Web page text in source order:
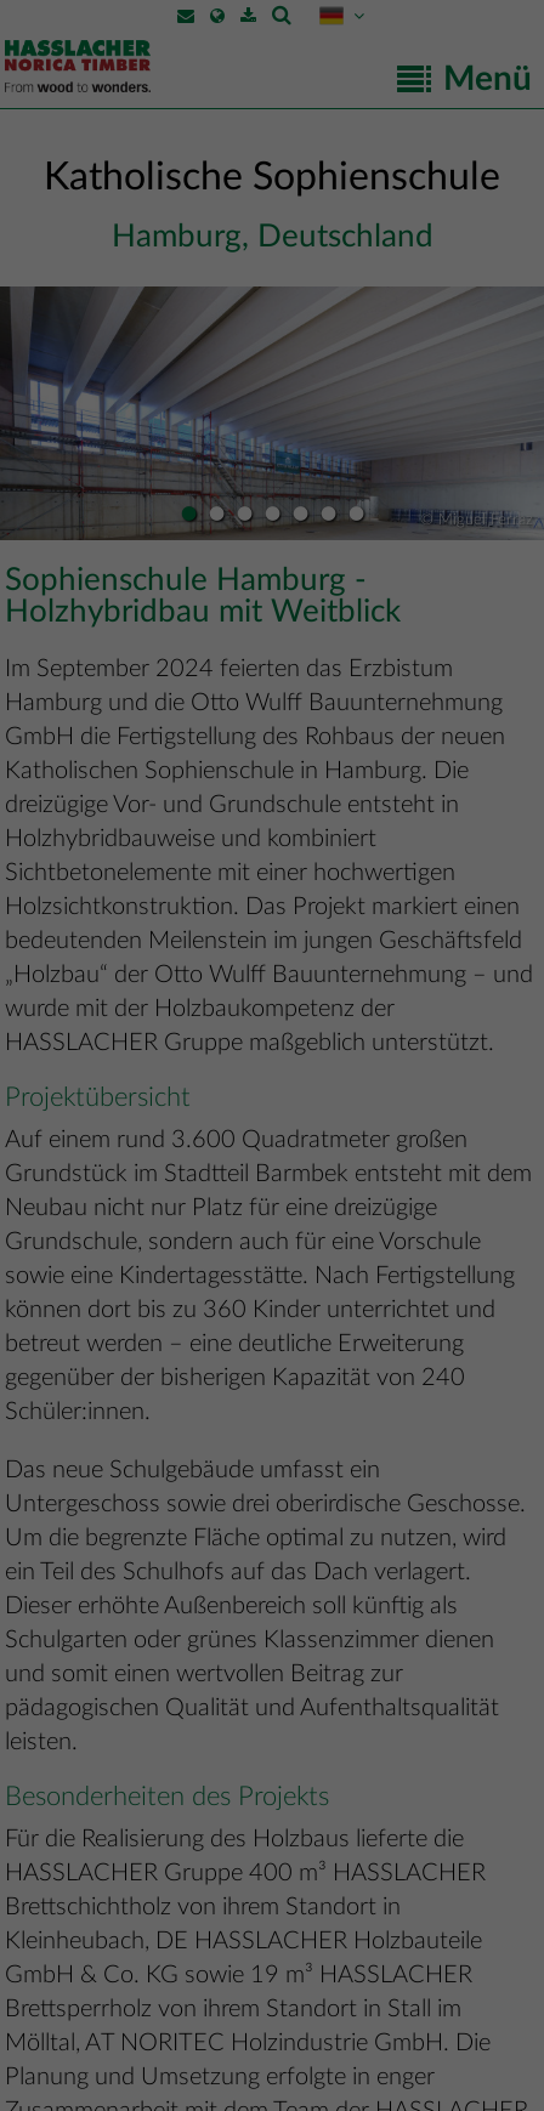
Menü
Katholische Sophienschule
Hamburg, Deutschland
••••••• © Miguel Ferraz
Sophienschule Hamburg -
Holzhybridbau mit Weitblick
Im September 2024 feierten das Erzbistum
Hamburg und die Otto Wulff Bauunternehmung
GmbH die Fertigstellung des Rohbaus der neuen
Katholischen Sophienschule in Hamburg. Die
dreizügige Vor- und Grundschule entsteht in
Holzhybridbauweise und kombiniert
Sichtbetonelemente mit einer hochwertigen
Holzsichtkonstruktion. Das Projekt markiert einen
bedeutenden Meilenstein im jungen Geschäftsfeld
„Holzbau“ der Otto Wulff Bauunternehmung – und
wurde mit der Holzbaukompetenz der
HASSLACHER Gruppe maßgeblich unterstützt.
Projektübersicht
Auf einem rund 3.600 Quadratmeter großen
Grundstück im Stadtteil Barmbek entsteht mit dem
Neubau nicht nur Platz für eine dreizügige
Grundschule, sondern auch für eine Vorschule
sowie eine Kindertagesstätte. Nach Fertigstellung
können dort bis zu 360 Kinder unterrichtet und
betreut werden – eine deutliche Erweiterung
gegenüber der bisherigen Kapazität von 240
Schüler:innen.
Das neue Schulgebäude umfasst ein
Untergeschoss sowie drei oberirdische Geschosse.
Um die begrenzte Fläche optimal zu nutzen, wird
ein Teil des Schulhofs auf das Dach verlagert.
Dieser erhöhte Außenbereich soll künftig als
Schulgarten oder grünes Klassenzimmer dienen
und somit einen wertvollen Beitrag zur
pädagogischen Qualität und Aufenthaltsqualität
leisten.
Besonderheiten des Projekts
Für die Realisierung des Holzbaus lieferte die
HASSLACHER Gruppe 400 m³ HASSLACHER
Brettschichtholz von ihrem Standort in
Kleinheubach, DE HASSLACHER Holzbauteile
GmbH & Co. KG sowie 19 m³ HASSLACHER
Brettsperrholz von ihrem Standort in Stall im
Mölltal, AT NORITEC Holzindustrie GmbH. Die
Planung und Umsetzung erfolgte in enger